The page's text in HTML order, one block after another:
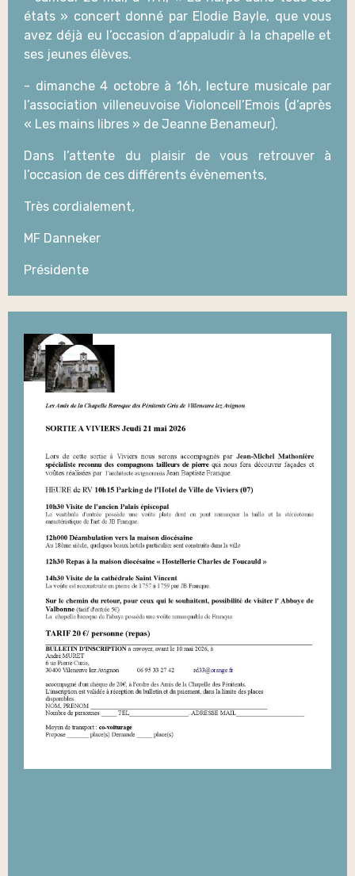
états » concert donné par Elodie Bayle, que vous
avez déjà eu l’occasion d’appaludir à la chapelle et
ses jeunes élèves.
- dimanche 4 octobre à 16h, lecture musicale par
l’association villeneuvoise Violoncell’Emois (d’après
« Les mains libres » de Jeanne Benameur).
Dans l’attente du plaisir de vous retrouver à
l’occasion de ces différents évènements,
Très cordialement,
MF Danneker
Présidente